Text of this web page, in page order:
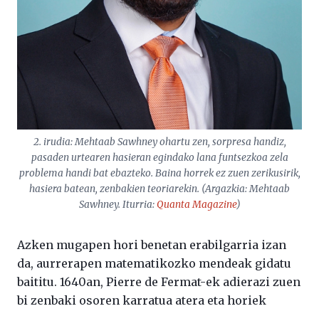
2. irudia: Mehtaab Sawhney ohartu zen, sorpresa handiz,
pasaden urtearen hasieran egindako lana funtsezkoa zela
problema handi bat ebazteko. Baina horrek ez zuen zerikusirik,
hasiera batean, zenbakien teoriarekin. (Argazkia: Mehtaab
Sawhney. Iturria:Quanta Magazine)
Azken mugapen hori benetan erabilgarria izan
da, aurrerapen matematikozko mendeak gidatu
baititu. 1640an, Pierre de Fermat-ek adierazi zuen
bi zenbaki osoren karratua atera eta horiek